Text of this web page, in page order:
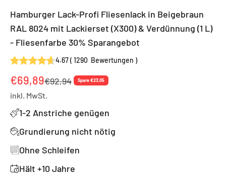
Hamburger Lack-Profi Fliesenlack in Beigebraun
RAL 8024 mit Lackierset (X300) & Verdünnung (1 L)
- Fliesenfarbe 30% Sparangebot
4.67( 1290 Bewertungen )
Angebot
€69,89Regulärer Preis
€92,94 Spare €23,05
inkl. MwSt.
1-2 Anstriche genügen
Grundierung nicht nötig
Ohne Schleifen
Hält +10 Jahre